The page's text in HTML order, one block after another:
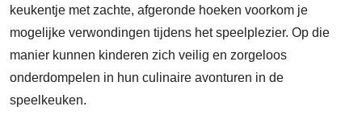
keukentje met zachte, afgeronde hoeken voorkom je
mogelijke verwondingen tijdens het speelplezier. Op die
manier kunnen kinderen zich veilig en zorgeloos
onderdompelen in hun culinaire avonturen in de
speelkeuken.